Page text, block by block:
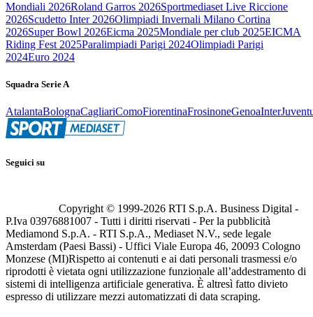
Mondiali 2026Roland Garros 2026Sportmediaset Live Riccione
2026Scudetto Inter 2026Olimpiadi Invernali Milano Cortina
2026Super Bowl 2026Eicma 2025Mondiale per club 2025EICMA
Riding Fest 2025Paralimpiadi Parigi 2024Olimpiadi Parigi
2024Euro 2024
Squadra Serie A
AtalantaBolognaCagliariComoFiorentinaFrosinoneGenoaInter
Seguici su
Copyright © 1999-2026 RTI S.p.A. Business Digital -
P.Iva 03976881007 - Tutti i diritti riservati - Per la pubblicità
Mediamond S.p.A. - RTI S.p.A., Mediaset N.V., sede legale
Amsterdam (Paesi Bassi) - Uffici Viale Europa 46, 20093 Cologno
Monzese (MI)Rispetto ai contenuti e ai dati personali trasmessi e/o
riprodotti è vietata ogni utilizzazione funzionale all’addestramento di
sistemi di intelligenza artificiale generativa. È altresì fatto divieto
espresso di utilizzare mezzi automatizzati di data scraping.